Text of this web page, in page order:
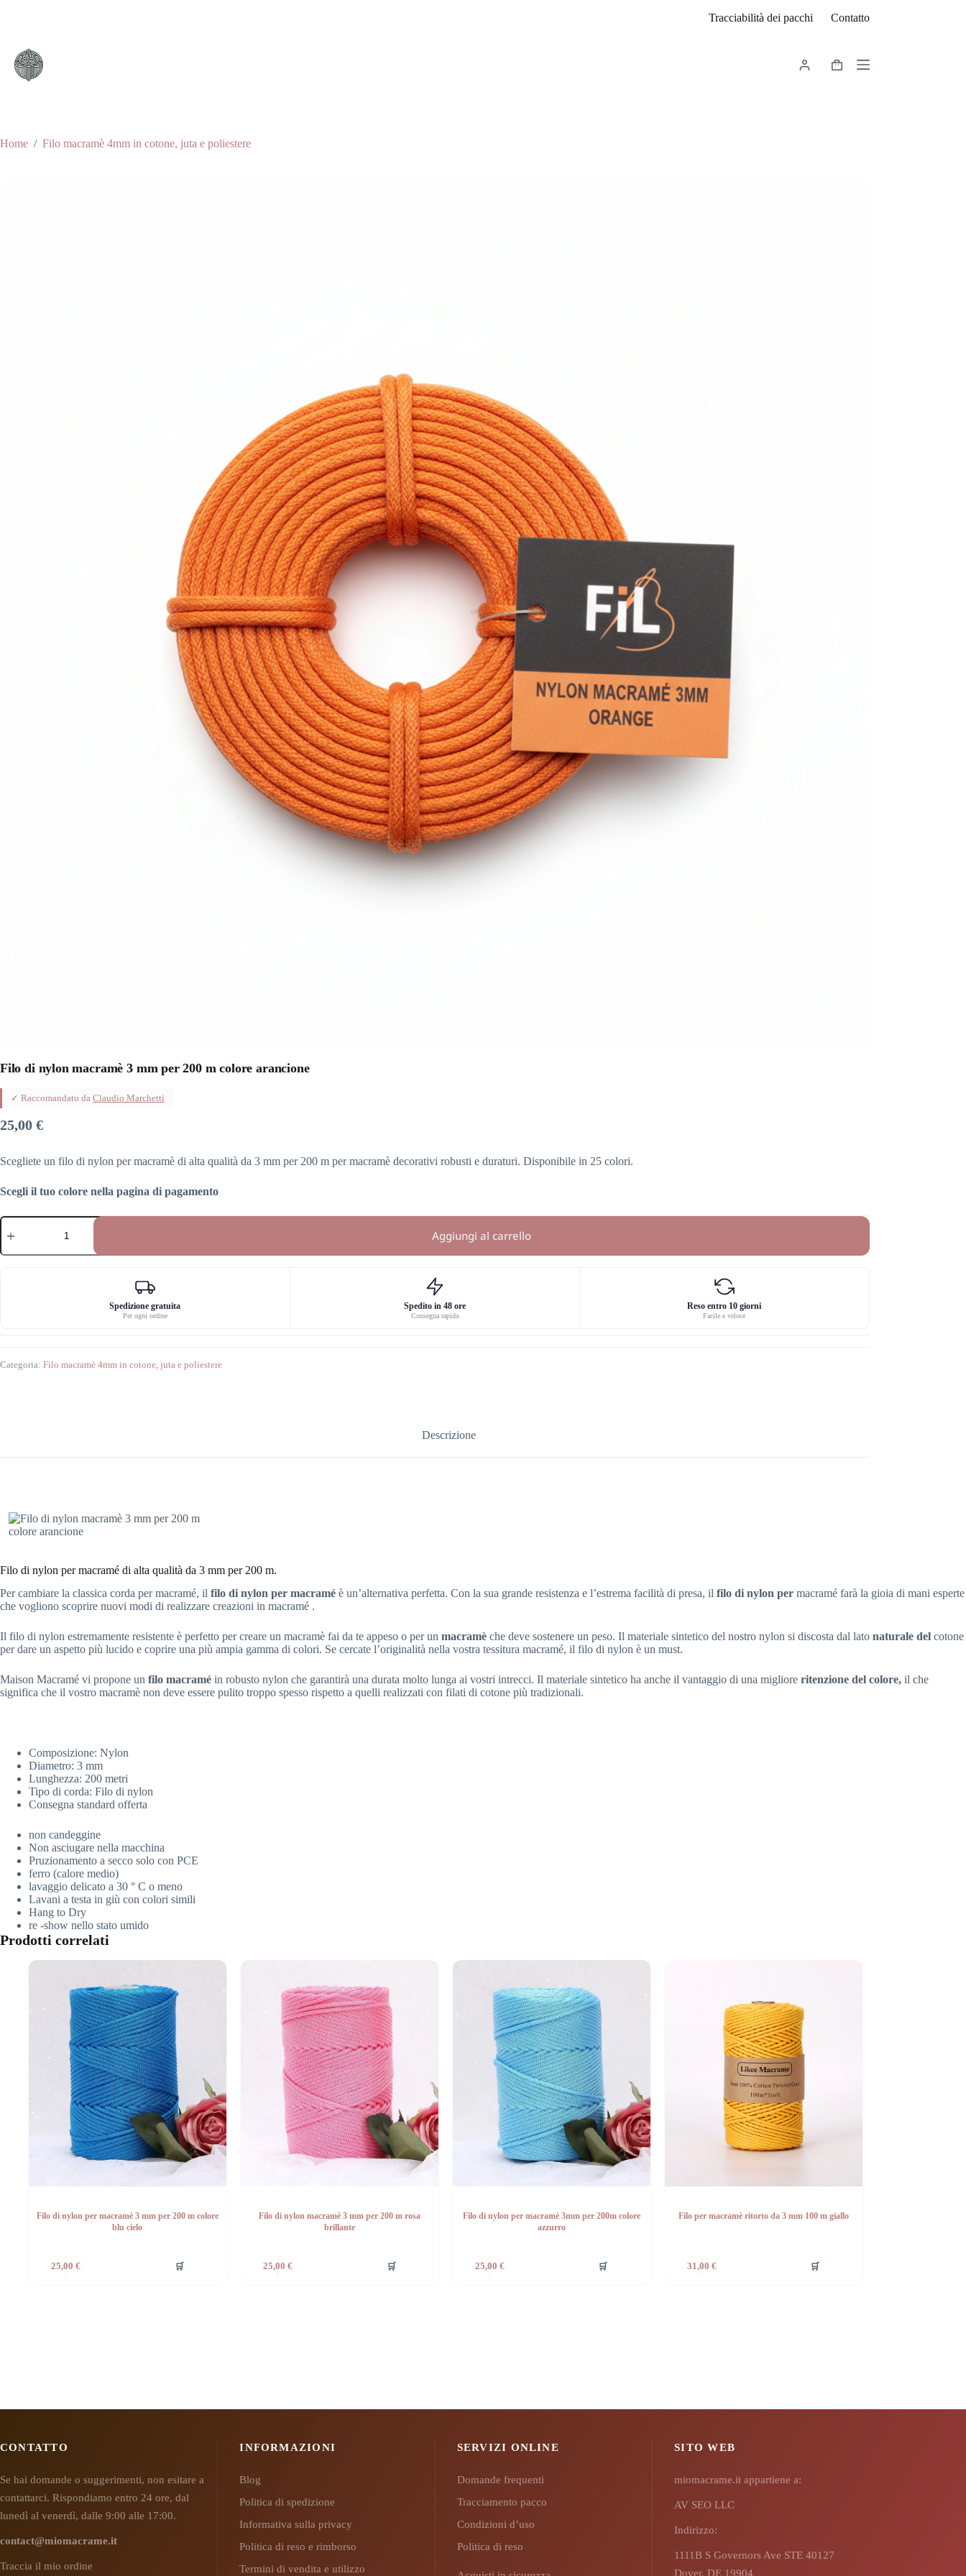
Tracciabilità dei pacchi Contatto
Carrello
Home / Filo macramè 4mm in cotone, juta e poliestere
Filo di nylon macramè 3 mm per 200 m colore arancione
✓ Raccomandato da Claudio Marchetti
25,00 €
Scegliete un filo di nylon per macramè di alta qualità da 3 mm per 200 m per macramè decorativi robusti e duraturi. Disponibile in 25 colori.
Scegli il tuo colore nella pagina di pagamento
Filo
di
macramè
Aggiungi al carrello
Spedizione gratuita
Per ogni ordine
Spedito in 48 ore
Consegna rapida
Reso entro 10 giorni
Facile e veloce
Categoria: Filo macramè 4mm in cotone, juta e poliestere
Descrizione
Filo di nylon per macramé di alta qualità da 3 mm per 200 m.
Per cambiare la classica corda per macramé, il filo di nylon per macramé è un’alternativa perfetta. Con la sua grande resistenza e l’estrema facilità di presa, il filo di nylon per macramé farà la gioia di mani esperte
che vogliono scoprire nuovi modi di realizzare creazioni in macramé .
Il filo di nylon estremamente resistente è perfetto per creare un macramè fai da te appeso o per un macramè che deve sostenere un peso. Il materiale sintetico del nostro nylon si discosta dal lato naturale del cotone
per dare un aspetto più lucido e coprire una più ampia gamma di colori. Se cercate l’originalità nella vostra tessitura macramé, il filo di nylon è un must.
Maison Macramé vi propone un filo macramé in robusto nylon che garantirà una durata molto lunga ai vostri intrecci. Il materiale sintetico ha anche il vantaggio di una migliore ritenzione del colore, il che
significa che il vostro macramè non deve essere pulito troppo spesso rispetto a quelli realizzati con filati di cotone più tradizionali.
Composizione: Nylon
Diametro: 3 mm
Lunghezza: 200 metri
Tipo di corda: Filo di nylon
Consegna standard offerta
non candeggine
Non asciugare nella macchina
Pruzionamento a secco solo con PCE
ferro (calore medio)
lavaggio delicato a 30 ° C o meno
Lavani a testa in giù con colori simili
Hang to Dry
re -show nello stato umido
Prodotti correlati
Filo di nylon per macramè 3 mm per 200 m colore
blu cielo
25,00€ 🛒
Filo di nylon macramè 3 mm per 200 m rosa
brillante
25,00€ 🛒
Filo di nylon per macramè 3mm per 200m colore
azzurro
25,00 € 🛒
Filo per macramè ritorto da 3 mm 100 m giallo
31,00 € 🛒
CONTATTO
Se hai domande o suggerimenti, non esitare a
contattarci. Rispondiamo entro 24 ore, dal
lunedì al venerdì, dalle 9:00 alle 17:00.
contact@miomacrame.it
Traccia il mio ordine
INFORMAZIONI
Blog
Politica di spedizione
Informativa sulla privacy
Politica di reso e rimborso
Termini di vendita e utilizzo
SERVIZI ONLINE
Domande frequenti
Tracciamento pacco
Condizioni d’uso
Politica di reso
SITO WEB
miomacrame.it appartiene a:
AV SEO LLC
Indirizzo:
1111B S Governors Ave STE 40127
Dover, DE 19904